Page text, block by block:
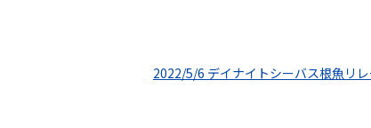
2022/5/6 デイナイトシーバス根魚リ